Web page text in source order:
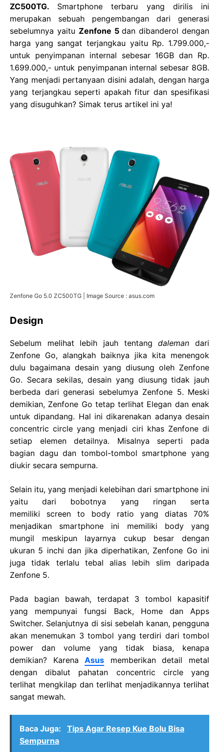
ZC500TG. Smartphone terbaru yang dirilis ini
merupakan sebuah pengembangan dari generasi
sebelumnya yaitu Zenfone 5dan dibanderol dengan
harga yang sangat terjangkau yaitu Rp. 1.799.000,-
untuk penyimpanan internal sebesar 16GB dan Rp.
1.699.000,- untuk penyimpanan internal sebesar 8GB.
Yang menjadi pertanyaan disini adalah, dengan harga
yang terjangkau seperti apakah fitur dan spesifikasi
yang disuguhkan? Simak terus artikel ini ya!
Zenfone Go 5.0 ZC500TG | Image Source : asus.com
Design
Sebelum melihat lebih jauh tentangdaleman dari
Zenfone Go, alangkah baiknya jika kita menengok
dulu bagaimana desain yang diusung oleh Zenfone
Go. Secara sekilas, desain yang diusung tidak jauh
berbeda dari generasi sebelumya Zenfone 5. Meski
demikian, Zenfone Go tetap terlihat Elegan dan enak
untuk dipandang. Hal ini dikarenakan adanya desain
concentric circle yang menjadi ciri khas Zenfone di
setiap elemen detailnya. Misalnya seperti pada
bagian dagu dan tombol-tombol smartphone yang
diukir secara sempurna.
Selain itu, yang menjadi kelebihan dari smartphone ini
yaitu dari bobotnya yang ringan serta
memiliki screen to body ratio yang diatas 70%
menjadikan smartphone ini memiliki body yang
mungil meskipun layarnya cukup besar dengan
ukuran 5 inchi dan jika diperhatikan, Zenfone Go ini
juga tidak terlalu tebal alias lebih slim daripada
Zenfone 5.
Pada bagian bawah, terdapat 3 tombol kapasitif
yang mempunyai fungsi Back, Home dan Apps
Switcher. Selanjutnya di sisi sebelah kanan, pengguna
akan menemukan 3 tombol yang terdiri dari tombol
power dan volume yang tidak biasa, kenapa
demikian? KarenaAsus memberikan detail metal
dengan dibalut pahatan concentric circle yang
terlihat mengkilap dan terlihat menjadikannya terlihat
sangat mewah.
Baca Juga:
Tips Agar Resep Kue Bolu Bisa
Sempurna